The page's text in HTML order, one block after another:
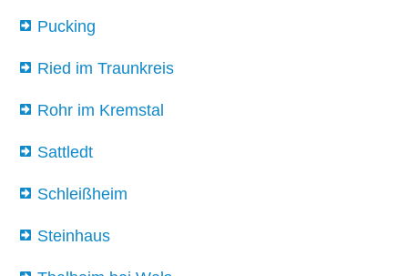
Pucking
Ried im Traunkreis
Rohr im Kremstal
Sattledt
Schleißheim
Steinhaus